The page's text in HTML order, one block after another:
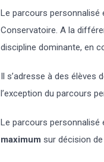
Le parcours personnalisé
Conservatoire. A la
discipline dominante, en
Il s’adresse à des élèves
l’exception du parcours
Le parcours personnalisé
maximum sur décision de